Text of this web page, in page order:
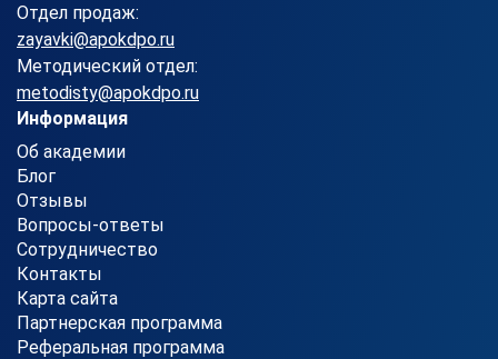
Отдел продаж:
zayavki@apokdpo.ru
Методический отдел:
metodisty@apokdpo.ru
Информация
Об академии
Блог
Отзывы
Вопросы-ответы
Сотрудничество
Контакты
Карта сайта
Партнерская программа
Реферальная программа